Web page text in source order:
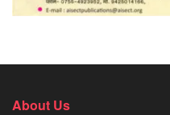
About Us